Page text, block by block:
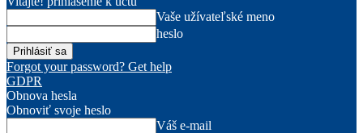
Vaše užívateľské meno
heslo
Forgot your password? Get help
GDPR
Obnova hesla
Obnoviť svoje heslo
Váš e-mail